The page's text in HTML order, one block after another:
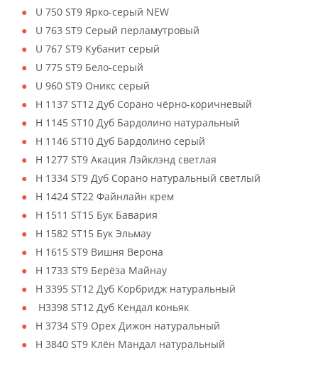
U 750 ST9 Ярко-серый NEW
U 763 ST9 Серый перламутровый
U 767 ST9 Кубанит серый
U 775 ST9 Бело-серый
U 960 ST9 Оникс серый
H 1137 ST12 Дуб Сорано чёрно-коричневый
H 1145 ST10 Дуб Бардолино натуральный
H 1146 ST10 Дуб Бардолино серый
H 1277 ST9 Акация Лэйклэнд светлая
H 1334 ST9 Дуб Сорано натуральный светлый
H 1424 ST22 Файнлайн крем
H 1511 ST15 Бук Бавария
H 1582 ST15 Бук Эльмау
H 1615 ST9 Вишня Верона
H 1733 ST9 Берёза Майнау
H 3395 ST12 Дуб Корбридж натуральный
H3398 ST12 Дуб Кендал коньяк
H 3734 ST9 Орех Дижон натуральный
H 3840 ST9 Клён Мандал натуральный